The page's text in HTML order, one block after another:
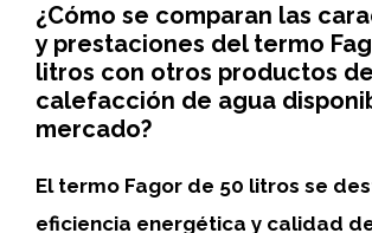
¿Cómo se comparan las
y prestaciones del termo
litros con otros productos de
calefacción de agua
mercado?
El termo Fagor de 50 litros se
eficiencia energética y calidad